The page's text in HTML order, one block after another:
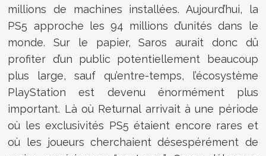
millions de machines installées. Aujourd’hui, la
PS5 approche les 94 millions d’unités dans le
monde. Sur le papier, Saros aurait donc dû
profiter d’un public potentiellement beaucoup
plus large, sauf qu’entre-temps, l’écosystème
PlayStation est devenu énormément plus
important. Là où Returnal arrivait à une période
où les exclusivités PS5 étaient encore rares et
où les joueurs cherchaient désespérément de